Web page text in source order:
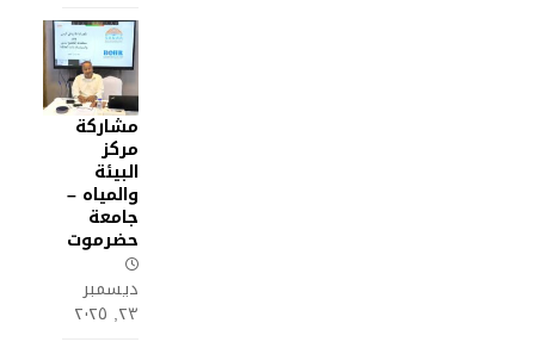
مشاركة
مركز
البيئة
والمياه –
جامعة
حضرموت
ديسمبر
٢٣, ٢٠٢٥